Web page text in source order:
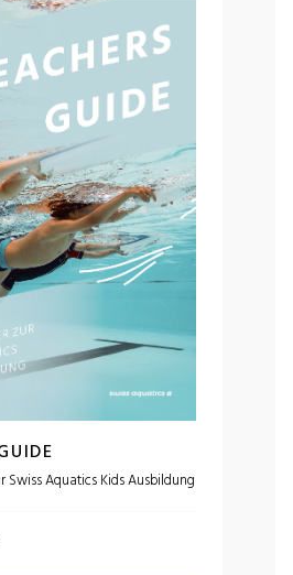
Swiss Aquatics Kids Ausbildung